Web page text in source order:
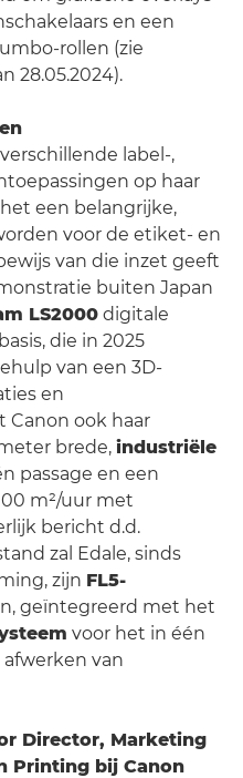
en een
rollen (zie
28.05.2024).
label-,
op haar
een belangrijke,
voor de etiket- en
van die inzet geeft
buiten Japan
LS2000 digitale
die in 2025
van een 3D-
en
Canon ook haar
brede, industriële
passage en een
m²/uur met
bericht d.d.
zal Edale, sinds
zijn FL5-
geïntegreerd met het
voor het in één
van
Director, Marketing
Printing bij Canon